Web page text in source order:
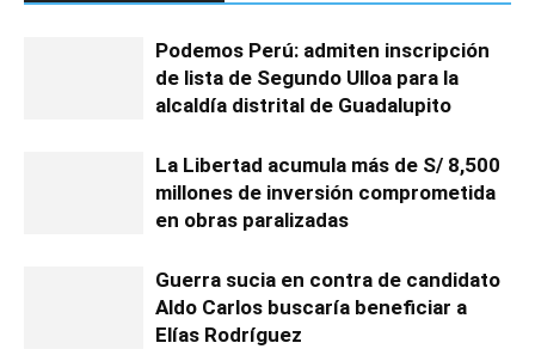
Podemos Perú: admiten inscripción
de lista de Segundo Ulloa para la
alcaldía distrital de Guadalupito
La Libertad acumula más de S/ 8,500
millones de inversión comprometida
en obras paralizadas
Guerra sucia en contra de candidato
Aldo Carlos buscaría beneficiar a
Elías Rodríguez